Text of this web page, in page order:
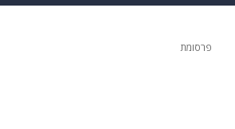
פרסומת